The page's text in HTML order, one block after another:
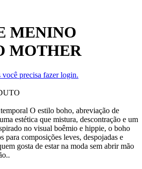
MENINO
MOTHER
precisa fazer login.
O estilo boho, abreviação de
estética que mistura, descontração e um
no visual boêmio e hippie, o boho
para composições leves, despojadas e
gosta de estar na moda sem abrir mão